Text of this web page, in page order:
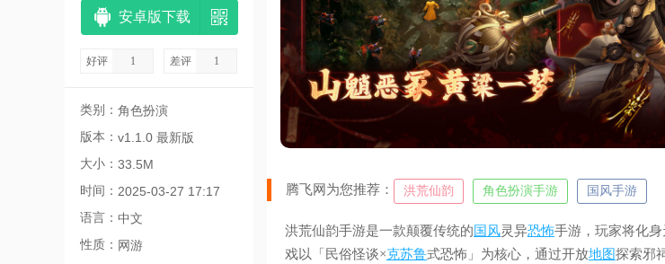
安卓版下载
好评 1 差评 1
类别： 角色扮演
版本： v1.1.0 最新版
大小： 33.5M
时间： 2025-03-27 17:17
语言： 中文
性质： 网游
腾飞网为您推荐： 洪荒仙韵 角色扮演手游 国风手游
洪荒仙韵手游是一款颠覆传统的 国风灵异恐怖手游，玩家将化身
戏以「民俗怪谈×克苏鲁式恐怖」为核心，通过开放地图探索邪